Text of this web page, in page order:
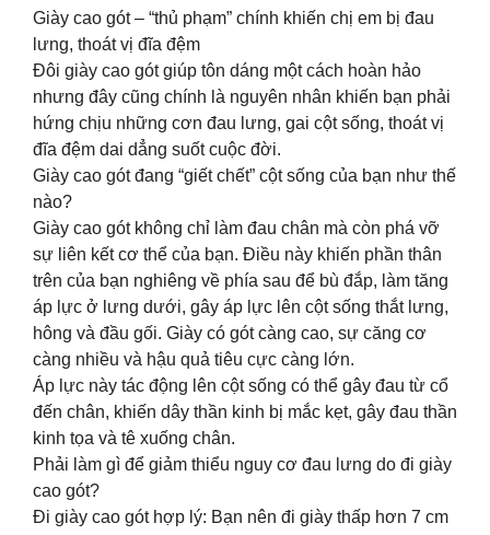
Giày cao gót – “thủ phạm” chính khiến chị em bị đau
lưng, thoát vị đĩa đệm
Đôi giày cao gót giúp tôn dáng một cách hoàn hảo
nhưng đây cũng chính là nguyên nhân khiến bạn phải
hứng chịu những cơn đau lưng, gai cột sống, thoát vị
đĩa đệm dai dẳng suốt cuộc đời.
Giày cao gót đang “giết chết” cột sống của bạn như thế
nào?
Giày cao gót không chỉ làm đau chân mà còn phá vỡ
sự liên kết cơ thể của bạn. Điều này khiến phần thân
trên của bạn nghiêng về phía sau để bù đắp, làm tăng
áp lực ở lưng dưới, gây áp lực lên cột sống thắt lưng,
hông và đầu gối. Giày có gót càng cao, sự căng cơ
càng nhiều và hậu quả tiêu cực càng lớn.
Áp lực này tác động lên cột sống có thể gây đau từ cổ
đến chân, khiến dây thần kinh bị mắc kẹt, gây đau thần
kinh tọa và tê xuống chân.
Phải làm gì để giảm thiểu nguy cơ đau lưng do đi giày
cao gót?
Đi giày cao gót hợp lý: Bạn nên đi giày thấp hơn 7 cm